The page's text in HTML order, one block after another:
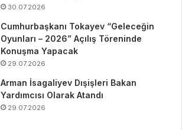
30.07.2026
Cumhurbaşkanı Tokayev “Geleceğin
Oyunları – 2026” Açılış Töreninde
Konuşma Yapacak
29.07.2026
Arman İsagaliyev Dışişleri Bakan
Yardımcısı Olarak Atandı
29.07.2026